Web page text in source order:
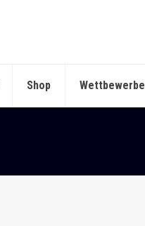
Shop Wettbewerbe